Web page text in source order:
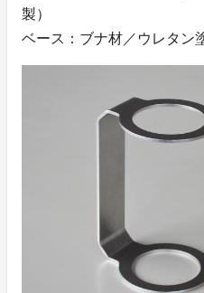
製）
ベース：ブナ材／ウレタン